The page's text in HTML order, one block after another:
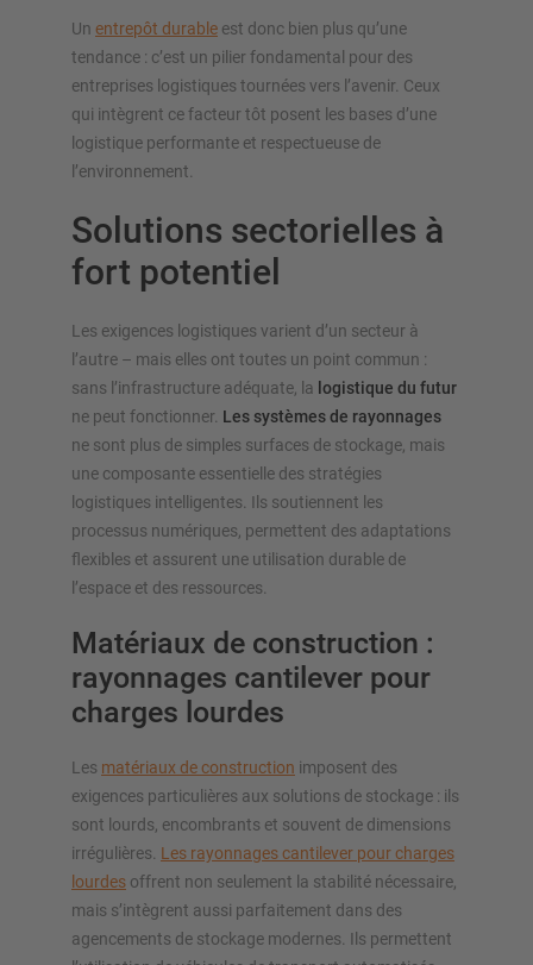
Un entrepôt durable est donc bien plus qu’une
tendance : c’est un pilier fondamental pour des
entreprises logistiques tournées vers l’avenir. Ceux
qui intègrent ce facteur tôt posent les bases d’une
logistique performante et respectueuse de
l’environnement.
Solutions sectorielles à
fort potentiel
Les exigences logistiques varient d’un secteur à
l’autre – mais elles ont toutes un point commun :
sans l’infrastructure adéquate, la logistique du futur
ne peut fonctionner. Les systèmes de rayonnages
ne sont plus de simples surfaces de stockage, mais
une composante essentielle des stratégies
logistiques intelligentes. Ils soutiennent les
processus numériques, permettent des adaptations
flexibles et assurent une utilisation durable de
l’espace et des ressources.
Matériaux de construction :
rayonnages cantilever pour
charges lourdes
Les matériaux de construction imposent des
exigences particulières aux solutions de stockage : ils
sont lourds, encombrants et souvent de dimensions
irrégulières. Les rayonnages cantilever pour charges
lourdes offrent non seulement la stabilité nécessaire,
mais s’intègrent aussi parfaitement dans des
agencements de stockage modernes. Ils permettent